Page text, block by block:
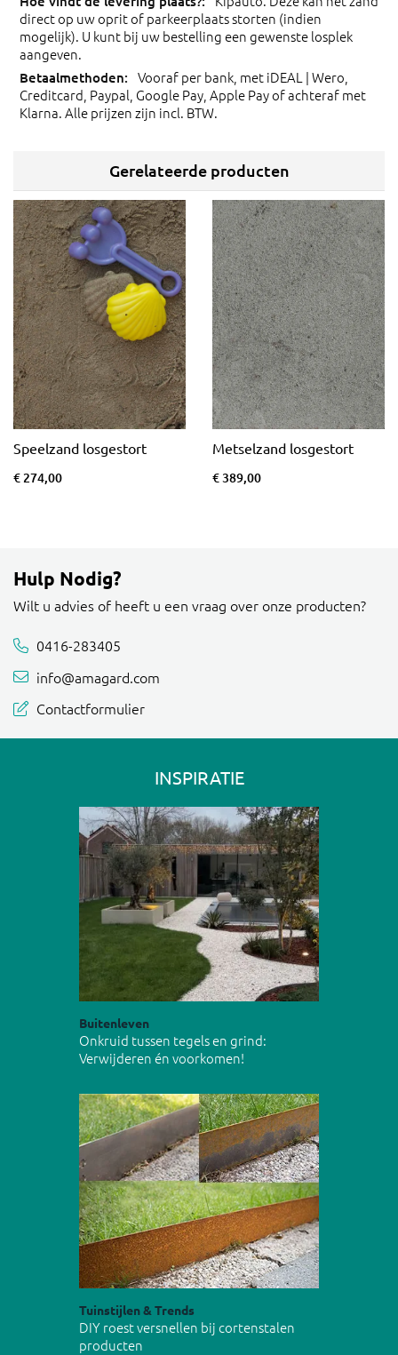
direct op uw oprit of parkeerplaats storten (indien
mogelijk). U kunt bij uw bestelling een gewenste losplek
aangeven.
Vooraf per bank, met iDEAL | Wero,
Creditcard, Paypal, Google Pay, Apple Pay of achteraf met
Klarna. Alle prijzen zijn incl. BTW.
Gerelateerde producten
Speelzand losgestort
€ 274,00
Metselzand losgestort
€ 389,00
Hulp Nodig?
Wilt u advies of heeft u een vraag over onze producten?
0416-283405
info@amagard.com
Contactformulier
INSPIRATIE
Buitenleven
Onkruid tussen tegels en grind:
Verwijderen én voorkomen!
Tuinstijlen & Trends
DIY roest versnellen bij cortenstalen
producten